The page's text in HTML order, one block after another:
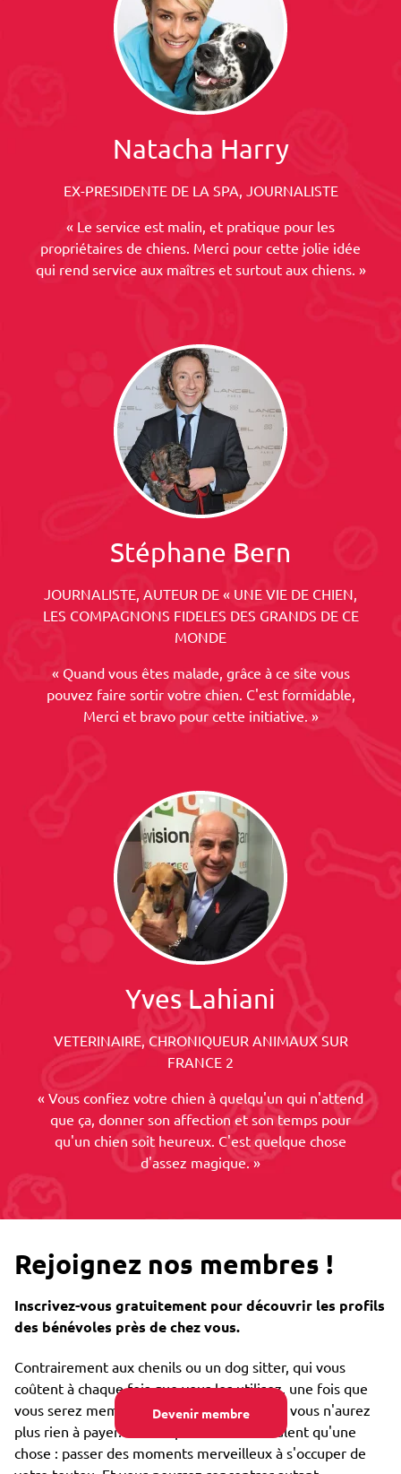
Devenir membre
Natacha Harry
EX-PRESIDENTE DE LA SPA, JOURNALISTE
« Le service est malin, et pratique pour les
propriétaires de chiens. Merci pour cette jolie idée
qui rend service aux maîtres et surtout aux chiens. »
Stéphane Bern
JOURNALISTE, AUTEUR DE « UNE VIE DE CHIEN,
LES COMPAGNONS FIDELES DES GRANDS DE CE
MONDE
« Quand vous êtes malade, grâce à ce site vous
pouvez faire sortir votre chien. C'est formidable,
Merci et bravo pour cette initiative. »
Yves Lahiani
VETERINAIRE, CHRONIQUEUR ANIMAUX SUR
FRANCE 2
« Vous confiez votre chien à quelqu'un qui n'attend
que ça, donner son affection et son temps pour
qu'un chien soit heureux. C'est quelque chose
d'assez magique. »
Rejoignez nos membres !
Inscrivez-vous gratuitement pour découvrir les profils
des bénévoles près de chez vous.
Contrairement aux chenils ou un dog sitter, qui vous
coûtent à chaque fois que vous les utilisez, une fois que
vous serez membre de notre communauté vous n'aurez
plus rien à payer. Nos emprunteurs ne veulent qu'une
chose : passer des moments merveilleux à s'occuper de